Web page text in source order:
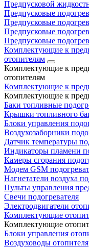
Предпусковой
Предпусковые
Предпусковые
Предпусковые
Предпусковые
Комплектующие к
отопителям
Комплектующие к
отопителям
Комплектующие к
Комплектующие к
Баки топливные
Крышки топливного
Блоки управления
Воздухозаборники
Датчик температуры
Индикаторы пламени
Камеры сгорания
Модем GSM
Нагнетатели воздуха
Пульты управления
Свечи подогревателя
Электродвигатели
Комплектующие
Комплектующие
Блоки управления
Воздуховоды отопителя